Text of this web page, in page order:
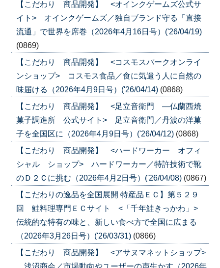
【こだわり 商品開発】 <オインクゲームズ公式サ
イト> オインクゲームズ／独自ブランド守る「直接
流通」で世界を席巻（2026年4月16日号）('26/04/19)
(0869)
【こだわり 商品開発】 <コスモスパークオンライ
ンショップ> コスモス食品／食に気遣う人に自然の
味届ける（2026年4月9日号）('26/04/14) (0868)
【こだわり 商品開発】 <足立音衛門 ―仏蘭西焼
菓子調進所 公式サイト> 足立音衛門／丹波の洋菓
子を全国区に（2026年4月9日号）('26/04/12) (0868)
【こだわり 商品開発】 <ハードワーカー オフィ
シャル ショップ> ハードワーカー／特許技術で靴
のＤ２Ｃに挑む（2026年4月2日号）('26/04/08) (0867)
【こだわりの逸品を全国展開 特産品ＥＣ】第５２９
回 鮭料理専門ＥＣサイト <「千年鮭きっかわ」>
伝統的な特有の味と、新しい食べ方で全国に広まる
（2026年3月26日号）('26/03/31) (0866)
【こだわり 商品開発】 <アサヌマネットショップ>
浅沼商会／市場動向やユーザーの声生かす（2026年